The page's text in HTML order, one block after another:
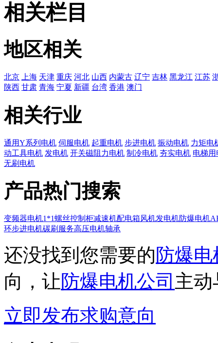
相关栏目
地区相关
北京 上海 天津 重庆 河北 山西 内蒙古 辽宁 吉林 黑龙江 江苏
陕西 甘肃 青海 宁夏 新疆 台湾 香港 澳门
相关行业
通用Y系列电机 伺服电机 起重电机 步进电机 振动电机 力矩电
动工具电机 发电机 开关磁阻力电机 制冷电机 夯实电机 电梯用
无刷电机
产品热门搜索
变频器电机1*1螺丝控制柜减速机配电箱风机发电机防爆电机
环步进电机碳刷 服务高压电机轴承
还没找到您需要的防爆
向，让防爆电机公司 主
立即发布求购意向